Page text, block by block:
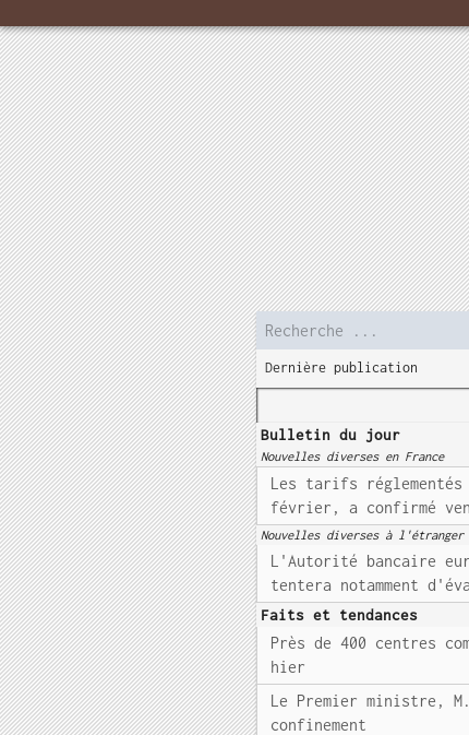
Dernière publication
Bulletin du jour
Nouvelles diverses en France
Les tarifs
février, a confirmé
Nouvelles diverses à l'étranger
L'Autorité bancaire
tentera notamment
Faits et tendances
Près de 400 centres
hier
Le Premier ministre, M.
confinement